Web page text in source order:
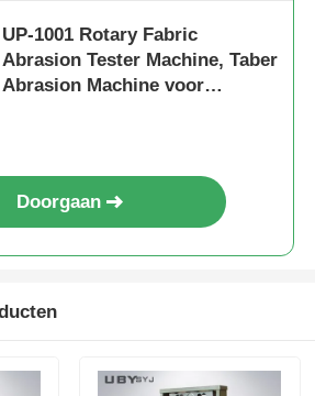
UP-1001 Rotary Fabric
Abrasion Tester Machine, Taber
Abrasion Machine voor
Doorgaan